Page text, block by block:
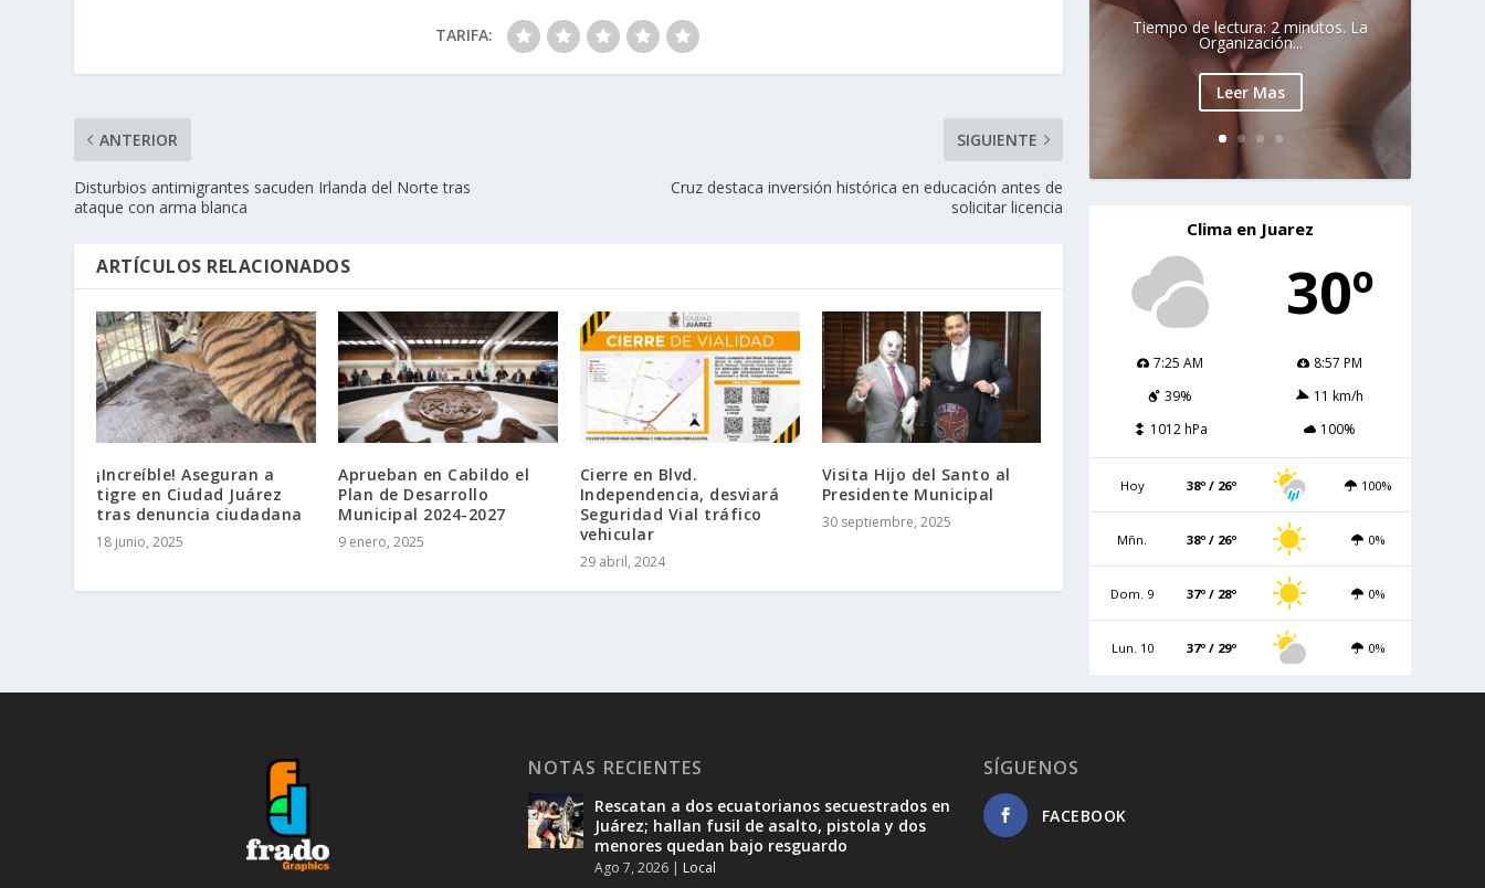
TARIFA:
ANTERIOR
Disturbios antimigrantes sacuden Irlanda del Norte tras
ataque con arma blanca
SIGUIENTE
Cruz destaca inversión histórica en educación antes de
solicitar licencia
ARTÍCULOS RELACIONADOS
¡Increíble! Aseguran a
tigre en Ciudad Juárez
tras denuncia ciudadana
18 junio, 2025
Aprueban en Cabildo el
Plan de Desarrollo
Municipal 2024-2027
9 enero, 2025
Cierre en Blvd.
Independencia, desviará
Seguridad Vial tráfico
vehicular
29 abril, 2024
Visita Hijo del Santo al
Presidente Municipal
30 septiembre, 2025
Tiempo de lectura: 2 minutos. La
Organización...
Leer Mas
Clima en Juarez
30º
7:25 AM
8:57 PM
39%
11 km/h
1012 hPa
100%
Hoy 38º / 26º 100%
Mñn. 38º / 26º 0%
Dom. 9 37º / 28º 0%
Lun. 10 37º / 29º 0%
NOTAS RECIENTES
Rescatan a dos ecuatorianos secuestrados en
Juárez; hallan fusil de asalto, pistola y dos
menores quedan bajo resguardo
Ago 7, 2026 | Local
SÍGUENOS
FACEBOOK